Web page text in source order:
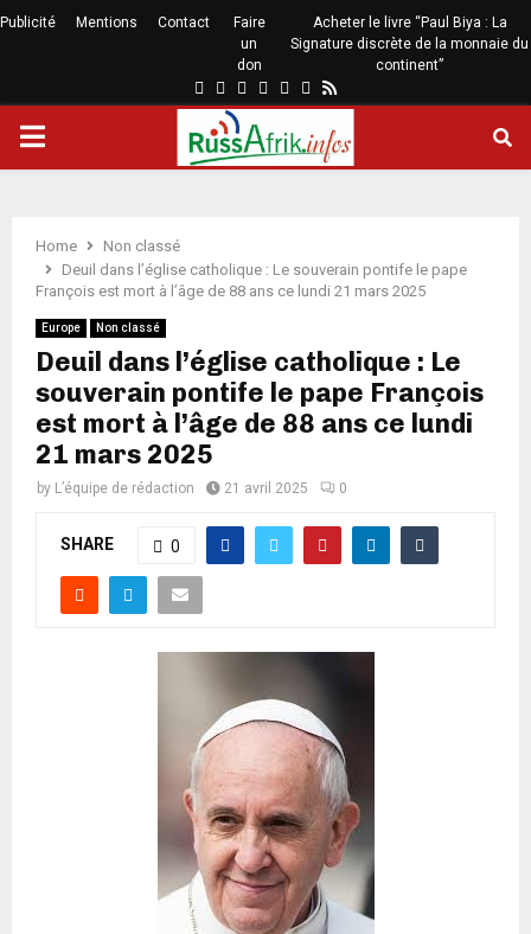
Publicité Mentions Contact
Faire
un
don
Acheter le livre “Paul Biya : La
Signature discrète de la monnaie du
continent”
Home
Non classé
Deuil dans l’église catholique : Le souverain pontife le pape
François est mort à l’âge de 88 ans ce lundi 21 mars 2025
Europe Non classé
Deuil dans l’église catholique : Le
souverain pontife le pape François
est mort à l’âge de 88 ans ce lundi
21 mars 2025
by L’équipe de rédaction 21 avril 2025 0
SHARE 0